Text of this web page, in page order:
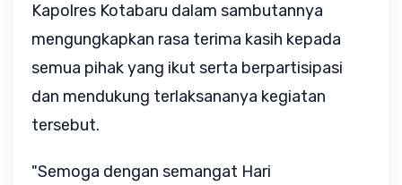
Kapolres Kotabaru dalam sambutannya
mengungkapkan rasa terima kasih kepada
semua pihak yang ikut serta berpartisipasi
dan mendukung terlaksananya kegiatan
tersebut.
"Semoga dengan semangat Hari